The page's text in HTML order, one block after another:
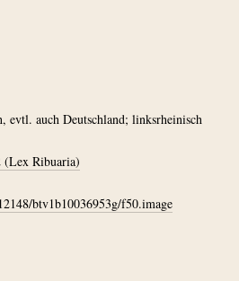
evtl. auch Deutschland; linksrheinisch
Ribuaria)
btv1b10036953g/f50.image